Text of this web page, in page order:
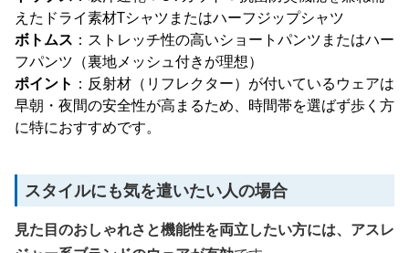
えたドライ素材Tシャツまたはハーフジップシャツ
ボトムス ：ストレッチ性の高いショートパンツまたはハー
フパンツ（裏地メッシュ付きが理想）
ポイント ：反射材（リフレクター）が付いているウェアは
早朝・夜間の安全性が高まるため、時間帯を選ばず歩く方
に特におすすめです。
スタイルにも気を遣いたい人の場合
見た目のおしゃれさと機能性を両立したい方には、アスレ